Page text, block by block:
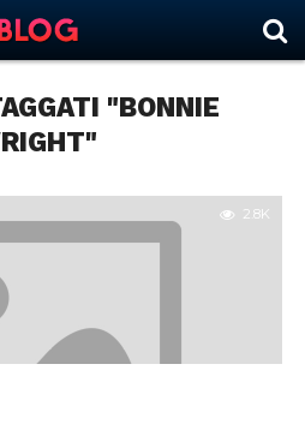
"BONNIE
2.8K